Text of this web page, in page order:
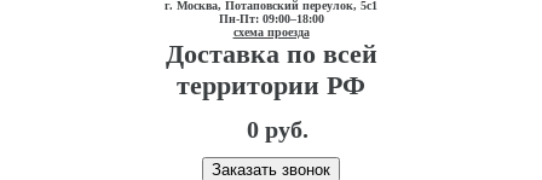
г. Москва, Потаповский переулок, 5с1
Пн-Пт: 09:00–18:00
схема проезда
Доставка по всей
территории РФ
0 руб.
Заказать звонок